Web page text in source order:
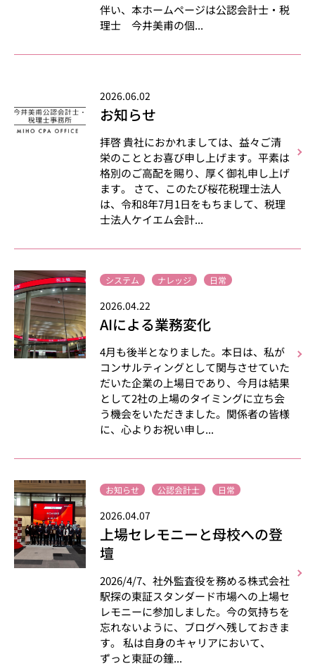
伴い、本ホームページは公認会計士・税
理士 今井美甫の個...
2026.06.02
お知らせ
拝啓 貴社におかれましては、益々ご清
栄のこととお喜び申し上げます。平素は
格別のご高配を賜り、厚く御礼申し上げ
ます。 さて、このたび桜花税理士法人
は、令和8年7月1日をもちまして、税理
士法人ケイエム会計...
システム ナレッジ 日常
2026.04.22
AIによる業務変化
4月も後半となりました。本日は、私が
コンサルティングとして関与させていた
だいた企業の上場日であり、今月は結果
として2社の上場のタイミングに立ち会
う機会をいただきました。関係者の皆様
に、心よりお祝い申し...
お知らせ 公認会計士 日常
2026.04.07
上場セレモニーと母校への登
壇
2026/4/7、社外監査役を務める株式会社
駅探の東証スタンダード市場への上場セ
レモニーに参加しました。今の気持ちを
忘れないように、ブログへ残しておきま
す。 私は自身のキャリアにおいて、
ずっと東証の鐘...